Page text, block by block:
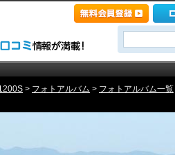
> フォトアルバム > フォトアルバム一覧